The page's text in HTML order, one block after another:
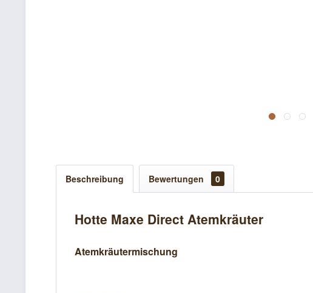
Beschreibung Bewertungen 0
Hotte Maxe Direct Atemkräuter
Atemkräutermischung